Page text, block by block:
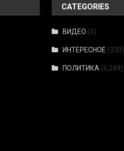
CATEGORIES
ВИДЕО (5)
ИНТЕРЕСНОЕ (330)
ПОЛИТИКА (6,249)